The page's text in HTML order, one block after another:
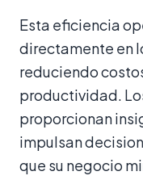
Esta eficiencia
directamente en
reduciendo
productividad.
proporcionan
impulsan
que su negocio